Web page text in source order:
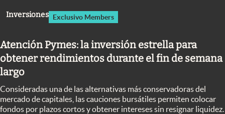
Columnistas
Otras secciones
Infotechnology
Inversiones Exclusivo Members
Atención Pymes: la inversión estrella para
obtener rendimientos durante el fin de semana
largo
Consideradas una de las alternativas más conservadoras del
mercado de capitales, las cauciones bursátiles permiten colocar
fondos por plazos cortos y obtener intereses sin resignar liquidez.